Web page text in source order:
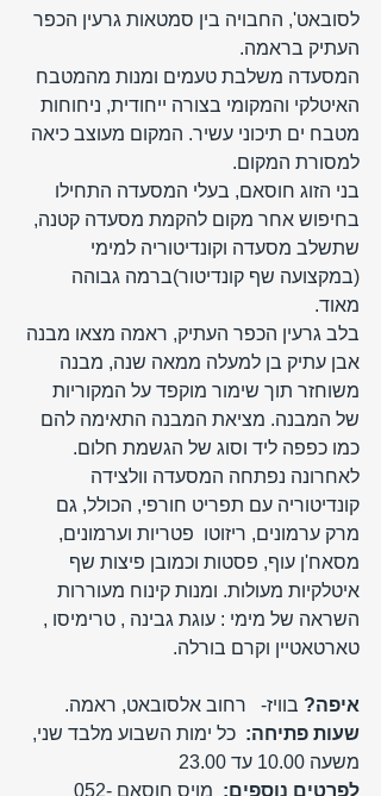
לסובאט', החבויה בין סמטאות גרעין הכפר
העתיק בראמה.
המסעדה משלבת טעמים ומנות מהמטבח
האיטלקי והמקומי בצורה ייחודית, ניחוחות
מטבח ים תיכוני עשיר. המקום מעוצב כיאה
למסורת המקום.
בני הזוג חוסאם, בעלי המסעדה התחילו
בחיפוש אחר מקום להקמת מסעדה קטנה,
שתשלב מסעדה וקונדיטוריה למימי
(במקצועה שף קונדיטור)ברמה גבוהה
מאוד.
בלב גרעין הכפר העתיק, ראמה מצאו מבנה
אבן עתיק בן למעלה ממאה שנה, מבנה
משוחזר תוך שימור מוקפד על המקוריות
של המבנה. מציאת המבנה התאימה להם
כמו כפפה ליד וסוג של הגשמת חלום.
לאחרונה נפתחה המסעדה וולצידה
קונדיטוריה עם תפריט חורפי, הכולל, גם
מרק ערמונים, ריזוטו  פטריות וערמונים,
מסאח'ן עוף, פסטות וכמובן פיצות שף
איטלקיות מעולות. ומנות קינוח מעוררות
השראה של מימי : עוגת גבינה , טרימיסו ,
טארטאטיין וקרם בורלה.
איפה? בוויז-   רחוב אלסובאט, ראמה.
שעות פתיחה:
  כל ימות השבוע מלבד שני,
משעה 10.00 עד 23.00
לפרטים נוספים:
מויס חוסאם 052-